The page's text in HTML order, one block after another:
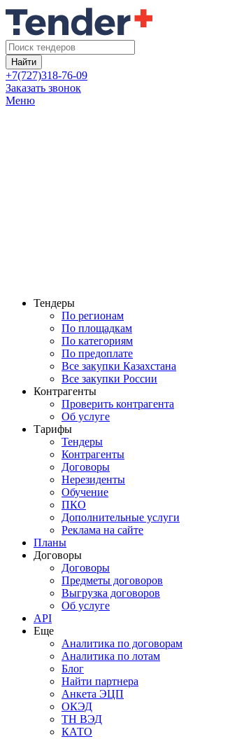
Найти
+7(727)318-76-09
Заказать звонок
Меню
Тендеры
По регионам
По площадкам
По категориям
По предоплате
Все закупки Казахстана
Все закупки России
Контрагенты
Проверить контрагента
Об услуге
Тарифы
Тендеры
Контрагенты
Договоры
Нерезиденты
Обучение
ПКО
Дополнительные услуги
Реклама на сайте
Планы
Договоры
Договоры
Предметы договоров
Выгрузка договоров
Об услуге
API
Еще
Аналитика по договорам
Аналитика по лотам
Блог
Найти партнера
Анкета ЭЦП
ОКЭД
ТН ВЭД
КАТО